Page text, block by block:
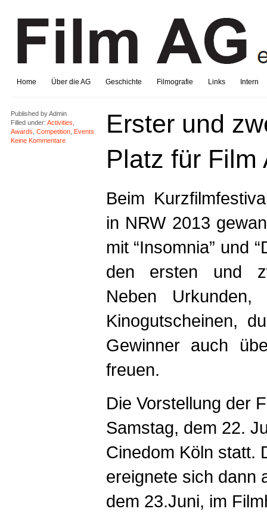
Home Über die AG Geschichte Filmografie Links Intern
Published byAdmin
Filled under: Activities
Awards Competition, Events
Keine Kommentare
Erster und
Platz für Film
Beim
in NRW 2013
mit “Insomnia” und
den ersten und
Neben Urkunden,
Kinogutscheinen,
Gewinner auch
freuen.
Die Vorstellung der
Samstag, dem 22.
Cinedom Köln statt.
ereignete sich dann
dem 23.Juni, im